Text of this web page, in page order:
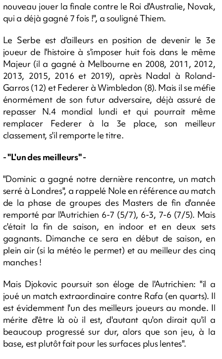
nouveau jouer la finale contre le Roi d'Australie, Novak,
qui a déjà gagné 7 fois !", a souligné Thiem.
Le Serbe est d'ailleurs en position de devenir le 3e
joueur de l'histoire à s'imposer huit fois dans le même
Majeur (il a gagné à Melbourne en 2008, 2011, 2012,
2013, 2015, 2016 et 2019), après Nadal à Roland-
Garros (12) et Federer à Wimbledon (8). Mais il se méfie
énormément de son futur adversaire, déjà assuré de
repasser N.4 mondial lundi et qui pourrait même
remplacer Federer à la 3e place, son meilleur
classement, s'il remporte le titre.
- "L'un des meilleurs" -
"Dominic a gagné notre dernière rencontre, un match
serré à Londres", a rappelé Nole en référence au match
de la phase de groupes des Masters de fin d'année
remporté par l'Autrichien 6-7 (5/7), 6-3, 7-6 (7/5). Mais
c'était la fin de saison, en indoor et en deux sets
gagnants. Dimanche ce sera en début de saison, en
plein air (si la météo le permet) et au meilleur des cinq
manches !
Mais Djokovic poursuit son éloge de l'Autrichien: "il a
joué un match extraordinaire contre Rafa (en quarts). Il
est évidemment l'un des meilleurs joueurs au monde. Il
mérite d'être là où il est, d'autant qu'on dirait qu'il a
beaucoup progressé sur dur, alors que son jeu, à la
base, est plutôt fait pour les surfaces plus lentes".